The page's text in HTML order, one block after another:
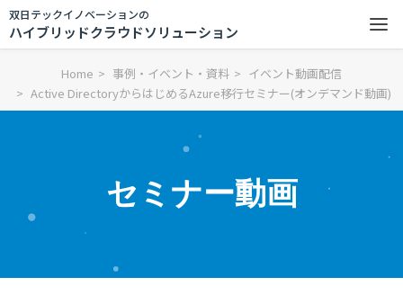
双日テックイノベーションの
ハイブリッドクラウドソリューション
Home 事例・イベント・資料
イベント動画配信
Active DirectoryからはじめるAzure移行セミナー(オンデマンド動画)
セミナー動画